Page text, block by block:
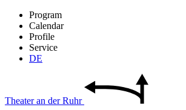
Program
Calendar
Profile
Service
DE
Theateran derRuhr